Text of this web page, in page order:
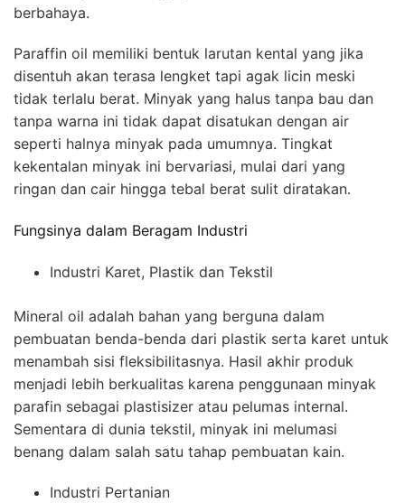
berbahaya.
Paraffin oil memiliki bentuk larutan kental yang jika
disentuh akan terasa lengket tapi agak licin meski
tidak terlalu berat. Minyak yang halus tanpa bau dan
tanpa warna ini tidak dapat disatukan dengan air
seperti halnya minyak pada umumnya. Tingkat
kekentalan minyak ini bervariasi, mulai dari yang
ringan dan cair hingga tebal berat sulit diratakan.
Fungsinya dalam Beragam Industri
Industri Karet, Plastik dan Tekstil
Mineral oil adalah bahan yang berguna dalam
pembuatan benda-benda dari plastik serta karet untuk
menambah sisi fleksibilitasnya. Hasil akhir produk
menjadi lebih berkualitas karena penggunaan minyak
parafin sebagai plastisizer atau pelumas internal.
Sementara di dunia tekstil, minyak ini melumasi
benang dalam salah satu tahap pembuatan kain.
Industri Pertanian